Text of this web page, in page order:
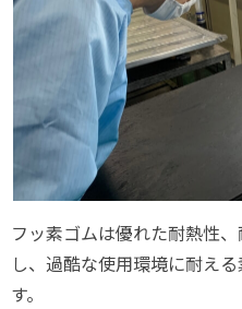
フッ素ゴムは優れた耐熱性
し、過酷な使用環境に耐え
す。